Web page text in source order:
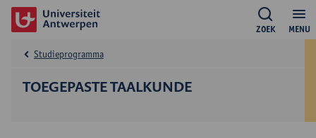
MENU
ZOEK
TOEGEPASTE TAALKUNDE
Studieprogramma